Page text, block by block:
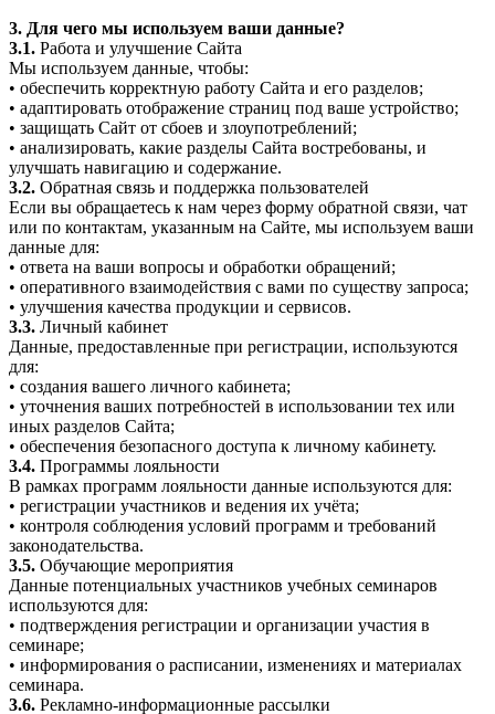
3. Для чего мы используем ваши данные?
3.1. Работа и улучшение Сайта
Мы используем данные, чтобы:
• обеспечить корректную работу Сайта и его разделов;
• адаптировать отображение страниц под ваше устройство;
• защищать Сайт от сбоев и злоупотреблений;
• анализировать, какие разделы Сайта востребованы, и
улучшать навигацию и содержание.
3.2. Обратная связь и поддержка пользователей
Если вы обращаетесь к нам через форму обратной связи, чат
или по контактам, указанным на Сайте, мы используем ваши
данные для:
• ответа на ваши вопросы и обработки обращений;
• оперативного взаимодействия с вами по существу запроса;
• улучшения качества продукции и сервисов.
3.3. Личный кабинет
Данные, предоставленные при регистрации, используются
для:
• создания вашего личного кабинета;
• уточнения ваших потребностей в использовании тех или
иных разделов Сайта;
• обеспечения безопасного доступа к личному кабинету.
3.4. Программы лояльности
В рамках программ лояльности данные используются для:
• регистрации участников и ведения их учёта;
• контроля соблюдения условий программ и требований
законодательства.
3.5. Обучающие мероприятия
Данные потенциальных участников учебных семинаров
используются для:
• подтверждения регистрации и организации участия в
семинаре;
• информирования о расписании, изменениях и материалах
семинара.
3.6. Рекламно-информационные рассылки